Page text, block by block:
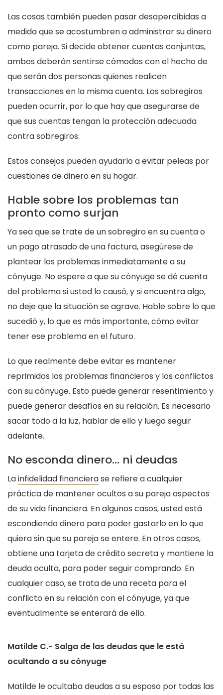
Las cosas también pueden pasar desapercibidas a
medida que se acostumbren a administrar su dinero
como pareja. Si decide obtener cuentas conjuntas,
ambos deberán sentirse cómodos con el hecho de
que serán dos personas quienes realicen
transacciones en la misma cuenta. Los sobregiros
pueden ocurrir, por lo que hay que asegurarse de
que sus cuentas tengan la protección adecuada
contra sobregiros.
Estos consejos pueden ayudarlo a evitar peleas por
cuestiones de dinero en su hogar.
Hable sobre los problemas tan
pronto como surjan
Ya sea que se trate de un sobregiro en su cuenta o
un pago atrasado de una factura, asegúrese de
plantear los problemas inmediatamente a su
cónyuge. No espere a que su cónyuge se dé cuenta
del problema si usted lo causó, y si encuentra algo,
no deje que la situación se agrave. Hable sobre lo que
sucedió y, lo que es más importante, cómo evitar
tener ese problema en el futuro.
Lo que realmente debe evitar es mantener
reprimidos los problemas financieros y los conflictos
con su cónyuge. Esto puede generar resentimiento y
puede generar desafíos en su relación. Es necesario
sacar todo a la luz, hablar de ello y luego seguir
adelante.
No esconda dinero… ni deudas
Lainfidelidad financierase refiere a cualquier
práctica de mantener ocultos a su pareja aspectos
de su vida financiera. En algunos casos, usted está
escondiendo dinero para poder gastarlo en lo que
quiera sin que su pareja se entere. En otros casos,
obtiene una tarjeta de crédito secreta y mantiene la
deuda oculta, para poder seguir comprando. En
cualquier caso, se trata de una receta para el
conflicto en su relación con el cónyuge, ya que
eventualmente se enterará de ello.
Matilde C.- Salga de las deudas que le está
ocultando a su cónyuge
Matilde le ocultaba deudas a su esposo por todas las